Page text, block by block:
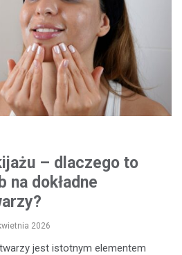
– dlaczego to
na dokładne
2026
jest istotnym elementem